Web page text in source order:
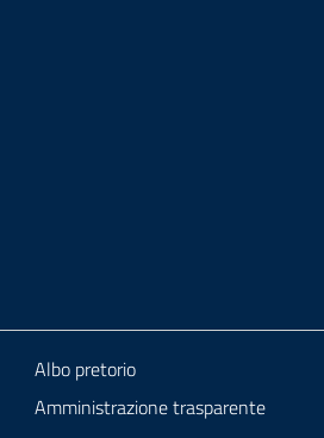
Albo pretorio
Amministrazione trasparente